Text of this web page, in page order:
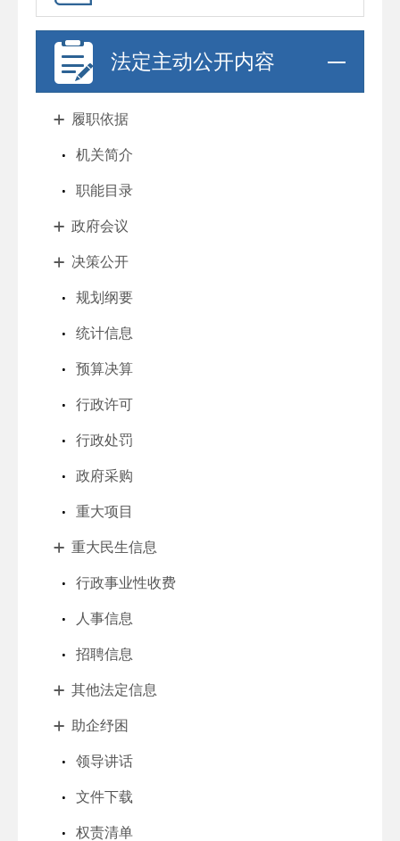
法定主动公开内容
履职依据
机关简介
职能目录
政府会议
决策公开
规划纲要
统计信息
预算决算
行政许可
行政处罚
政府采购
重大项目
重大民生信息
行政事业性收费
人事信息
招聘信息
其他法定信息
助企纾困
领导讲话
文件下载
权责清单